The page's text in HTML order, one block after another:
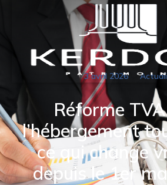
3 avril 2026
Réforme
l’hébergement
ce qui change
depuis le 1er